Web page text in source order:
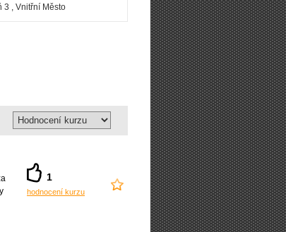
3 , Vnitřní Město
1
hodnocení kurzu